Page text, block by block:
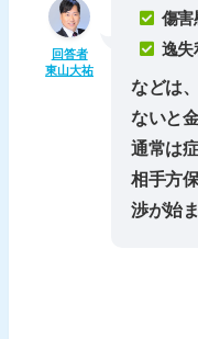
回答者
東山大祐
傷害
逸失
などは
ないと
通常は
相手方
渉が始